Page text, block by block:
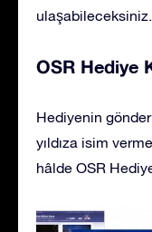
ulaşabileceksiniz.
OSR Hediye
Hediyenin
yıldıza isim
hâlde OSR